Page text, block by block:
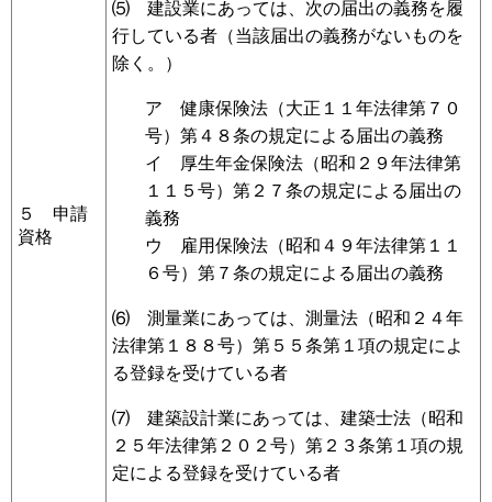
５ 申請
資格
⑸ 建設業にあっては、次の届出の義務を履
行している者（当該届出の義務がないものを
除く。）
ア 健康保険法（大正１１年法律第７０
号）第４８条の規定による届出の義務
イ 厚生年金保険法（昭和２９年法律第
１１５号）第２７条の規定による届出の
義務
ウ 雇用保険法（昭和４９年法律第１１
６号）第７条の規定による届出の義務
⑹ 測量業にあっては、測量法（昭和２４年
法律第１８８号）第５５条第１項の規定によ
る登録を受けている者
⑺ 建築設計業にあっては、建築士法（昭和
２５年法律第２０２号）第２３条第１項の規
定による登録を受けている者